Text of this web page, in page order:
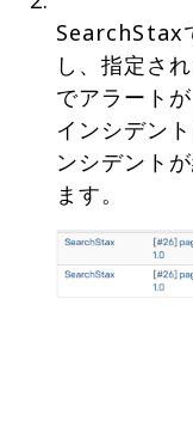
SearchStax
し、指定さ
でアラート
インシデン
ンシデント